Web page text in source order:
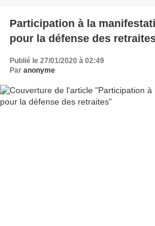
Participation à la
pour la défense des
Publié le 27/01/2020 à 02:49
Par anonyme